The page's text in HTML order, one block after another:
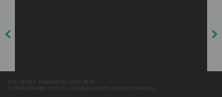
ВСЕ ПРАВА ЗАЩИЩЕНЫ 2006-2026
© УПРАВЛЕНИЕ СПОРТА ГРОДНЕНСКОГО ОБЛИСПОЛКОМА